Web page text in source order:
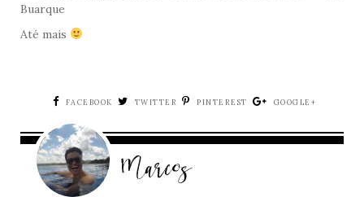
Buarque
Até mais
FACEBOOK TWITTER PINTEREST GOOGLE+
Marcos